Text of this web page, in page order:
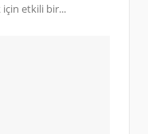
etkili bir...